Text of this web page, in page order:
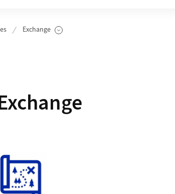
Exchange
Show Subpages
Zurück zum Menü "Während des Studiums"